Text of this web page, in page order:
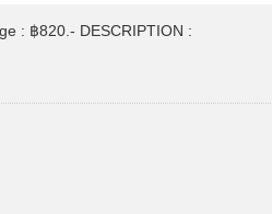
: ฿820.- DESCRIPTION :